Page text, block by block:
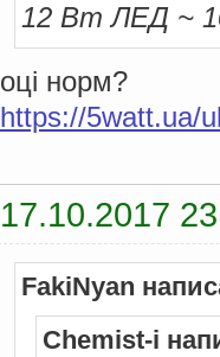
12 Вт ЛЕД ~
оці норм?
https://5watt.ua/
17.10.2017
FakiNyan
Chemist-i